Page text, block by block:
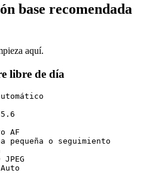
base recomendada
aquí.
libre de día
AF
pequeña o seguimiento